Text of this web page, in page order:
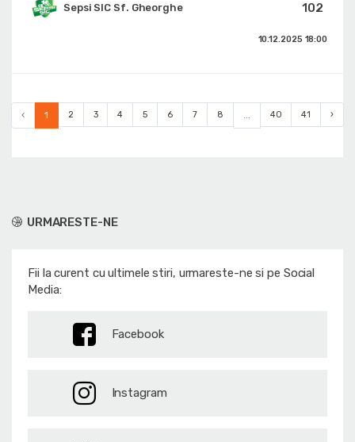
102
Sepsi SIC Sf. Gheorghe
10.12.2025 18:00
‹ 1 2 3 4 5 6 7 8 ... 40 41 ›
URMARESTE-NE
Fii la curent cu ultimele stiri, urmareste-ne si pe Social
Media:
Facebook
Instagram